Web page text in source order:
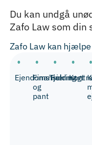
Du kan undgå
Zafo Law som
Zafo Law kan
EjendomsTjek
Finansiering
og
pant
Fuldmagt